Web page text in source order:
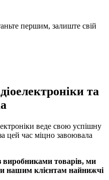
першим, залиште свій
та
веде свою успішну
цей час міцно завоювала
виробниками товарів, ми
нашим клієнтам найнижчі